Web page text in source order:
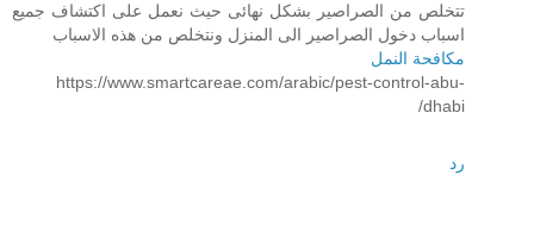
تتخلص من الصراصير بشكل نهائى حيث نعمل على اكتشاف جميع
اسباب دخول الصراصير الى المنزل ونتخلص من هذه الاسباب
مكافحة النمل
https://www.smartcareae.com/arabic/pest-control-abu-
dhabi/
رد